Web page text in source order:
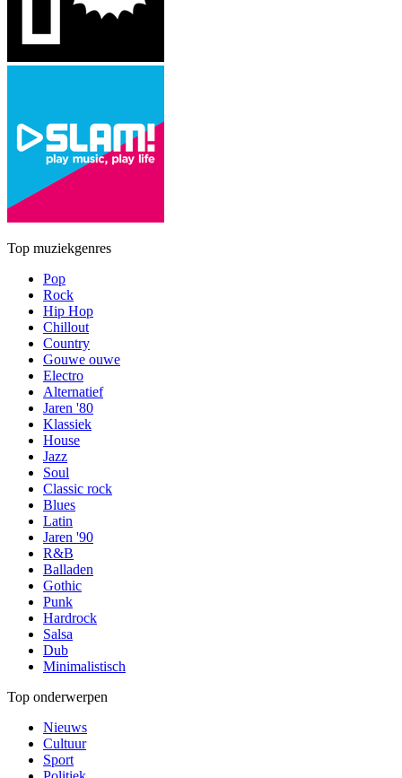
Top muziekgenres
Pop
Rock
Hip Hop
Chillout
Country
Gouwe ouwe
Electro
Alternatief
Jaren '80
Klassiek
House
Jazz
Soul
Classic rock
Blues
Latin
Jaren '90
R&B
Balladen
Gothic
Punk
Hardrock
Salsa
Dub
Minimalistisch
Top onderwerpen
Nieuws
Cultuur
Sport